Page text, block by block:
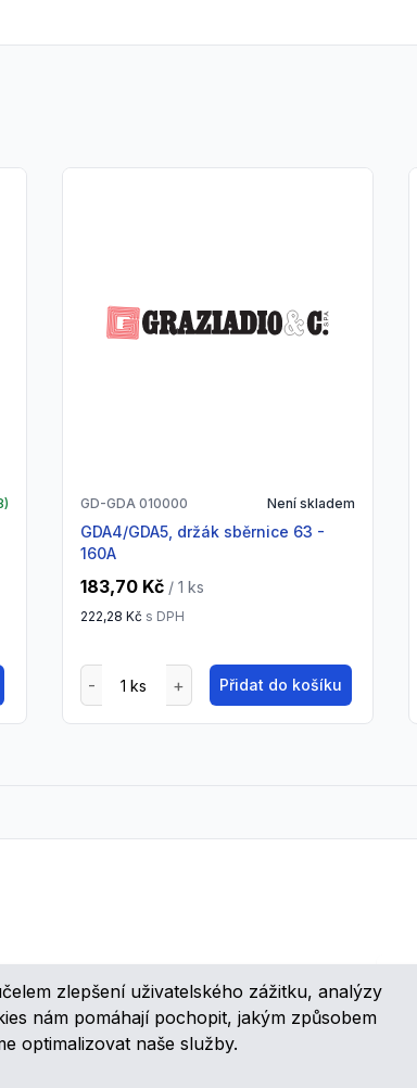
zlepšení uživatelského zážitku, analýzy
nám pomáhají pochopit, jakým způsobem
optimalizovat naše služby.
) GD-GDA 010000 Není skladem
GDA4/GDA5, držák sběrnice 63 -
160A
183,70 Kč / 1 ks
222,28 Kč s DPH
Přidat do košíku
nabídkách a různých zajímavých akcích.